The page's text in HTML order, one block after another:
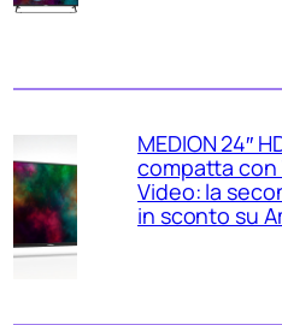
MEDION 24″
compatta con
Video: la
in sconto su